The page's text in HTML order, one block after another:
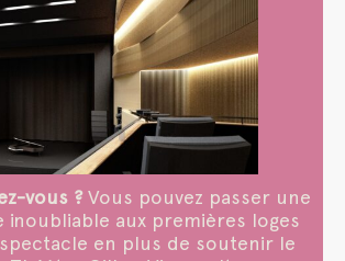
vous ? Vous pouvez passer une
inoubliable aux premières loges
en plus de soutenir le